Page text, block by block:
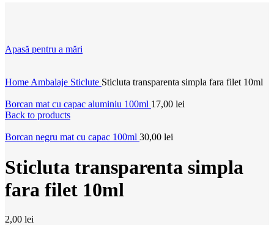
Apasă pentru a mări
Home Ambalaje Sticlute Sticluta transparenta simpla fara filet 10ml
Borcan mat cu capac aluminiu 100ml 17,00 lei
Back to products
Borcan negru mat cu capac 100ml 30,00 lei
Sticluta transparenta simpla
fara filet 10ml
2,00 lei